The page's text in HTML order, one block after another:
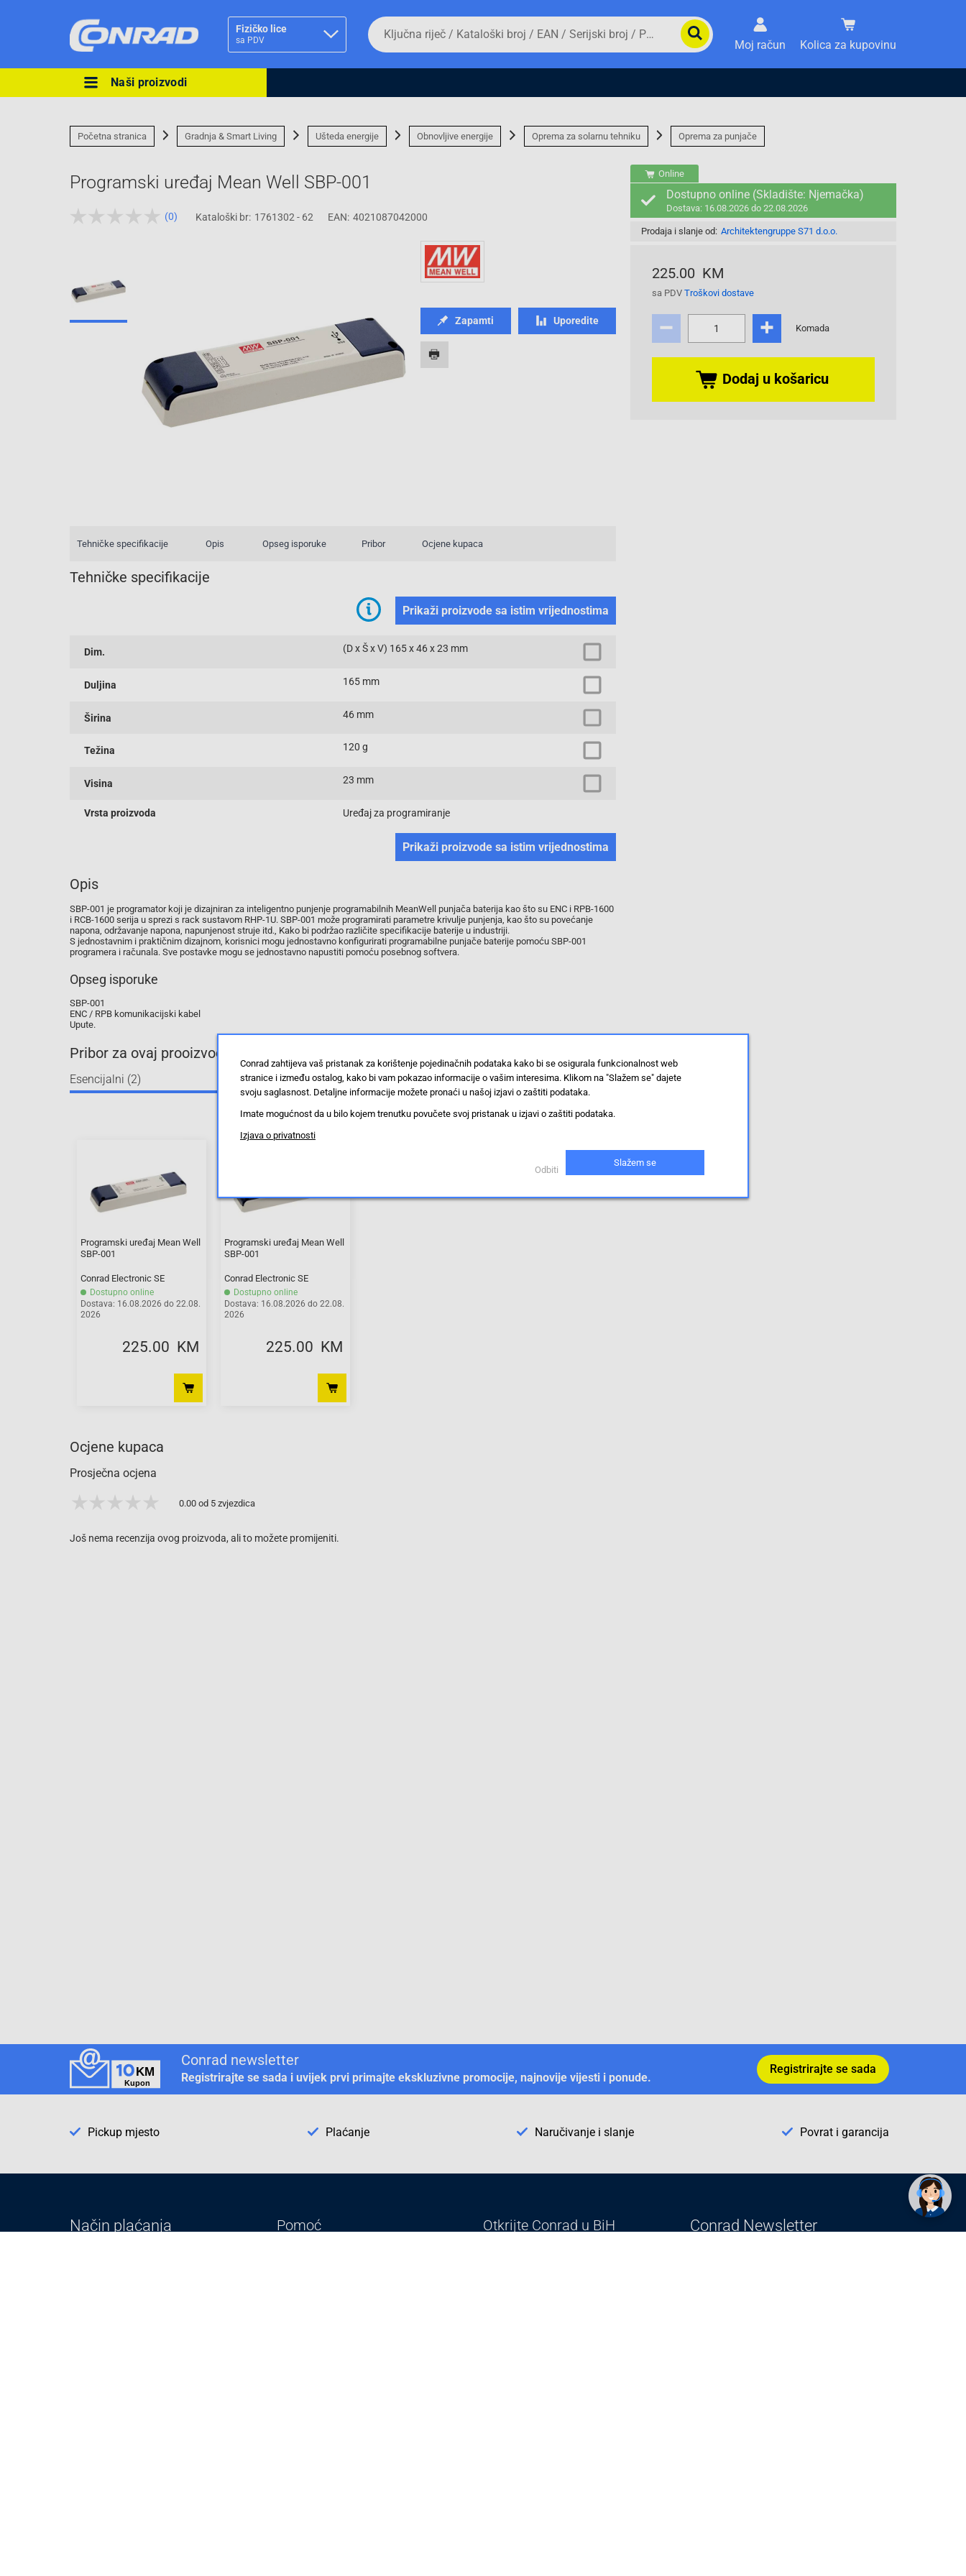
Fizičko lice
sa PDV
Ova postavka prilagođava asortiman proizvoda i
Pravno lice Fizičko lice
Da
biste
potražili
proizvod,
broj,
EAN
Moj račun Kolica za kupovinu
Naši proizvodi
Početna stranica Gradnja & Smart Living Ušteda energije Obnovljive energije Oprema za solarnu tehniku Oprema za punjače
Programski uređaj Mean Well SBP-001
(0) Kataloški br: 1761302 - 62 EAN: 4021087042000
Online
Dostupno online (Skladište: Njemačka)
Dostava: 16.08.2026 do 22.08.2026
Prodaja i slanje od: Architektengruppe S71 d.o.o.
225.00 KM
sa PDV Troškovi dostave
Komada
Dodaj u košaricu
Zapamti Uporedite
Tehničke specifikacije Opis Opseg isporuke Pribor Ocjene kupaca
Tehničke specifikacije
Prikaži proizvode sa istim vrijednostima
Dim. (D x Š x V) 165 x 46 x 23 mm
Duljina 165 mm
Širina 46 mm
Težina 120 g
Visina 23 mm
Vrsta proizvoda Uređaj za programiranje
Prikaži proizvode sa istim vrijednostima
Opis
SBP-001 je programator koji je dizajniran za inteligentno punjenje programabilnih MeanWell punjača baterija kao što su ENC i RPB-1600
i RCB-1600 serija u sprezi s rack sustavom RHP-1U. SBP-001 može programirati parametre krivulje punjenja, kao što su povećanje
napona, održavanje napona, napunjenost struje itd., Kako bi podržao različite specifikacije baterije u industriji.
S jednostavnim i praktičnim dizajnom, korisnici mogu jednostavno konfigurirati programabilne punjače baterije pomoću SBP-001
programera i računala. Sve postavke mogu se jednostavno napustiti pomoću posebnog softvera.
Opseg isporuke
SBP-001
ENC / RPB komunikacijski kabel
Upute.
Pribor za ovaj prooizvod
Esencijalni (2)
Programski uređaj Mean Well
SBP-001
Conrad Electronic SE
Dostupno online
Dostava: 16.08.2026 do 22.08.
2026
225.00 KM
Programski uređaj Mean Well
SBP-001
Conrad Electronic SE
Dostupno online
Dostava: 16.08.2026 do 22.08.
2026
225.00 KM
Ocjene kupaca
Prosječna ocjena
0.00 od 5 zvjezdica
Još nema recenzija ovog proizvoda, ali to možete promijeniti.
Conrad newsletter
Registrirajte se sada i uvijek prvi primajte ekskluzivne promocije, najnovije vijesti i ponude.
Registrirajte se sada
Pickup mjesto Plaćanje Naručivanje i slanje Povrat i garancija
Način plaćanja Pomoć Otkrijte Conrad u BiH Conrad Newsletter
Conrad zahtijeva vaš pristanak za korištenje pojedinačnih podataka kako bi se osigurala funkcionalnost web
stranice i između ostalog, kako bi vam pokazao informacije o vašim interesima. Klikom na "Slažem se" dajete
svoju saglasnost. Detaljne informacije možete pronaći u našoj izjavi o zaštiti podataka.
Imate mogućnost da u bilo kojem trenutku povučete svoj pristanak u izjavi o zaštiti podataka.
Izjava o privatnosti
Odbiti
Slažem se